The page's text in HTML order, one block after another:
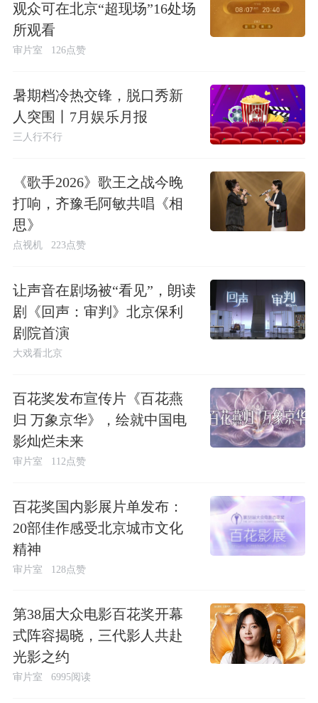
观众可在北京“超现场”16处场
所观看
审片室 126点赞
暑期档冷热交锋，脱口秀新
人突围丨7月娱乐月报
三人行不行
《歌手2026》歌王之战今晚
打响，齐豫毛阿敏共唱《相
思》
点视机 223点赞
让声音在剧场被“看见”，朗读
剧《回声：审判》北京保利
剧院首演
大戏看北京
百花奖发布宣传片《百花燕
归 万象京华》，绘就中国电
影灿烂未来
审片室 112点赞
百花奖国内影展片单发布：
20部佳作感受北京城市文化
精神
审片室 128点赞
第38届大众电影百花奖开幕
式阵容揭晓，三代影人共赴
光影之约
审片室 6995阅读